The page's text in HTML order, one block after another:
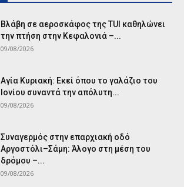
Βλάβη σε αεροσκάφος της TUI καθηλώνει
την πτήση στην Κεφαλονιά –...
09/08/2026
Αγία Κυριακή: Εκεί όπου το γαλάζιο του
Ιονίου συναντά την απόλυτη...
09/08/2026
Συναγερμός στην επαρχιακή οδό
Αργοστόλι–Σάμη: Άλογο στη μέση του
δρόμου –...
09/08/2026